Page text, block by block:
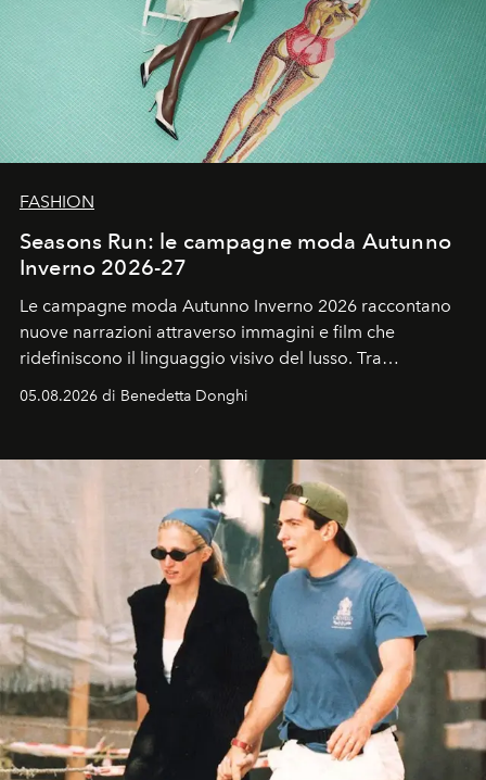
FASHION
Seasons Run: le campagne moda Autunno
Inverno 2026-27
Le campagne moda Autunno Inverno 2026 raccontano
nuove narrazioni attraverso immagini e film che
ridefiniscono il linguaggio visivo del lusso. Tra
protagonisti del cinema, volti della cultura
contemporanea e storytelling d'autore, le maison
di esprimere identità, visione e desiderio.
05.08.2026 di Benedetta Donghi